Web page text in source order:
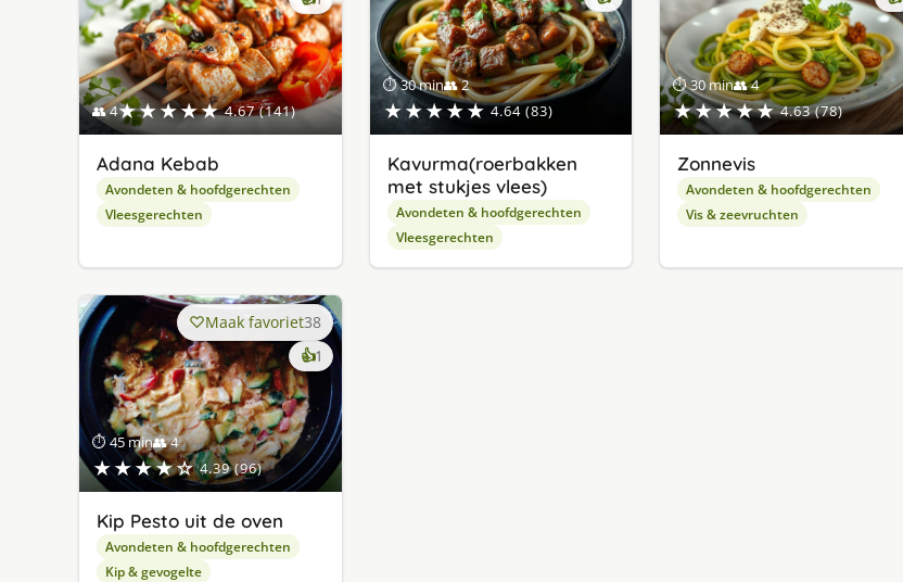
👥 4★★★★★ 4.67 (141)
lekker
gevonden
Adana Kebab
Avondeten & hoofdgerechten
Vleesgerechten
⏱ 30 min👥 2
★★★★★ 4.64 (83)
Kavurma(roerbakken
met stukjes vlees)
Avondeten & hoofdgerechten
Vleesgerechten
⏱ 30 min👥 4
★★★★★ 4.63 (78)
Zonnevis
Avondeten & hoofdgerechten
Vis & zeevruchten
⏱ 45 min👥 4
★★★★☆ 4.39 (96)
Maak favoriet38
👍1keer
lekker
gevonden
Kip Pesto uit de oven
Avondeten & hoofdgerechten
Kip & gevogelte